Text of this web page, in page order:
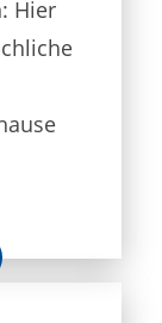
Hier